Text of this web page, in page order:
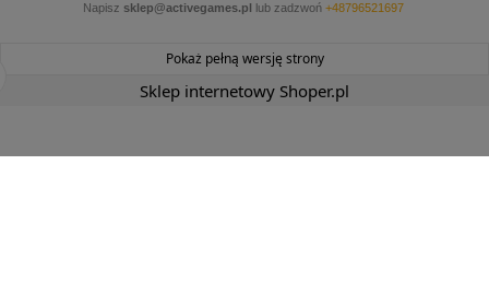
Napisz sklep@activegames.pl lub zadzwoń +48796521697
Pokaż pełną wersję strony
Sklep internetowy Shoper.pl